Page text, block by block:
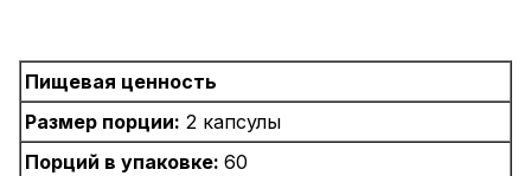
Пищевая ценность
Размер порции: 2 капсулы
Порций в упаковке: 60